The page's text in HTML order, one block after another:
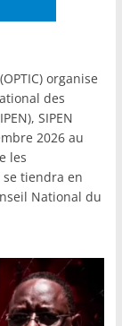
organise
des
SIPEN
2026 au
les
se tiendra en
National du